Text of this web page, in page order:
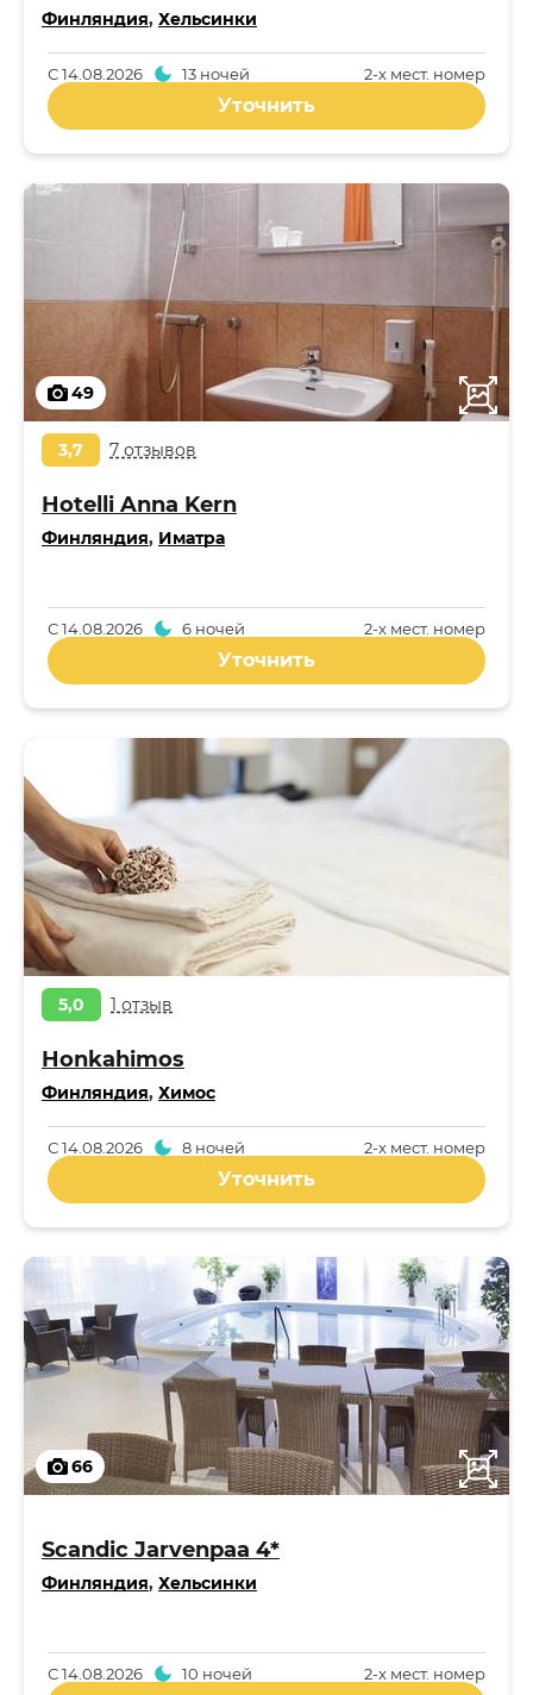
Финляндия, Хельсинки
2-x мест. номер
С14.08.2026 13 ночей
Уточнить
49
3,7 7 отзывов
Hotelli Anna Kern
Финляндия, Иматра
2-x мест. номер
С14.08.2026 6 ночей
Уточнить
5,0 1 отзыв
Honkahimos
Финляндия, Химос
2-x мест. номер
С14.08.2026 8 ночей
Уточнить
66
Scandic Jarvenpaa 4*
Финляндия, Хельсинки
2-x мест. номер
С14.08.2026 10 ночей